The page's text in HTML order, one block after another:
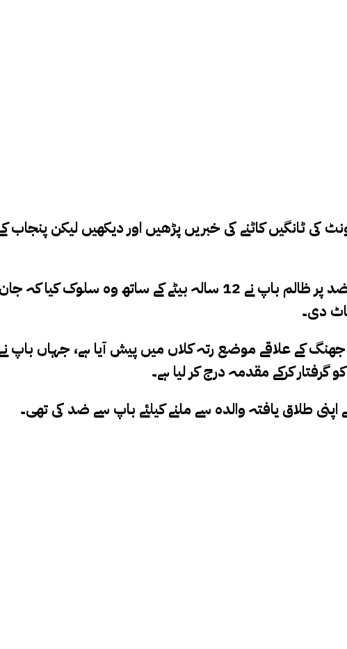
تفصیلات کے مطابق طلاق یافتہ ماں سے ملنے کی ضد پر ظالم باپ
گرفتار کرکے مقدمہ درج کر لیا ہے۔